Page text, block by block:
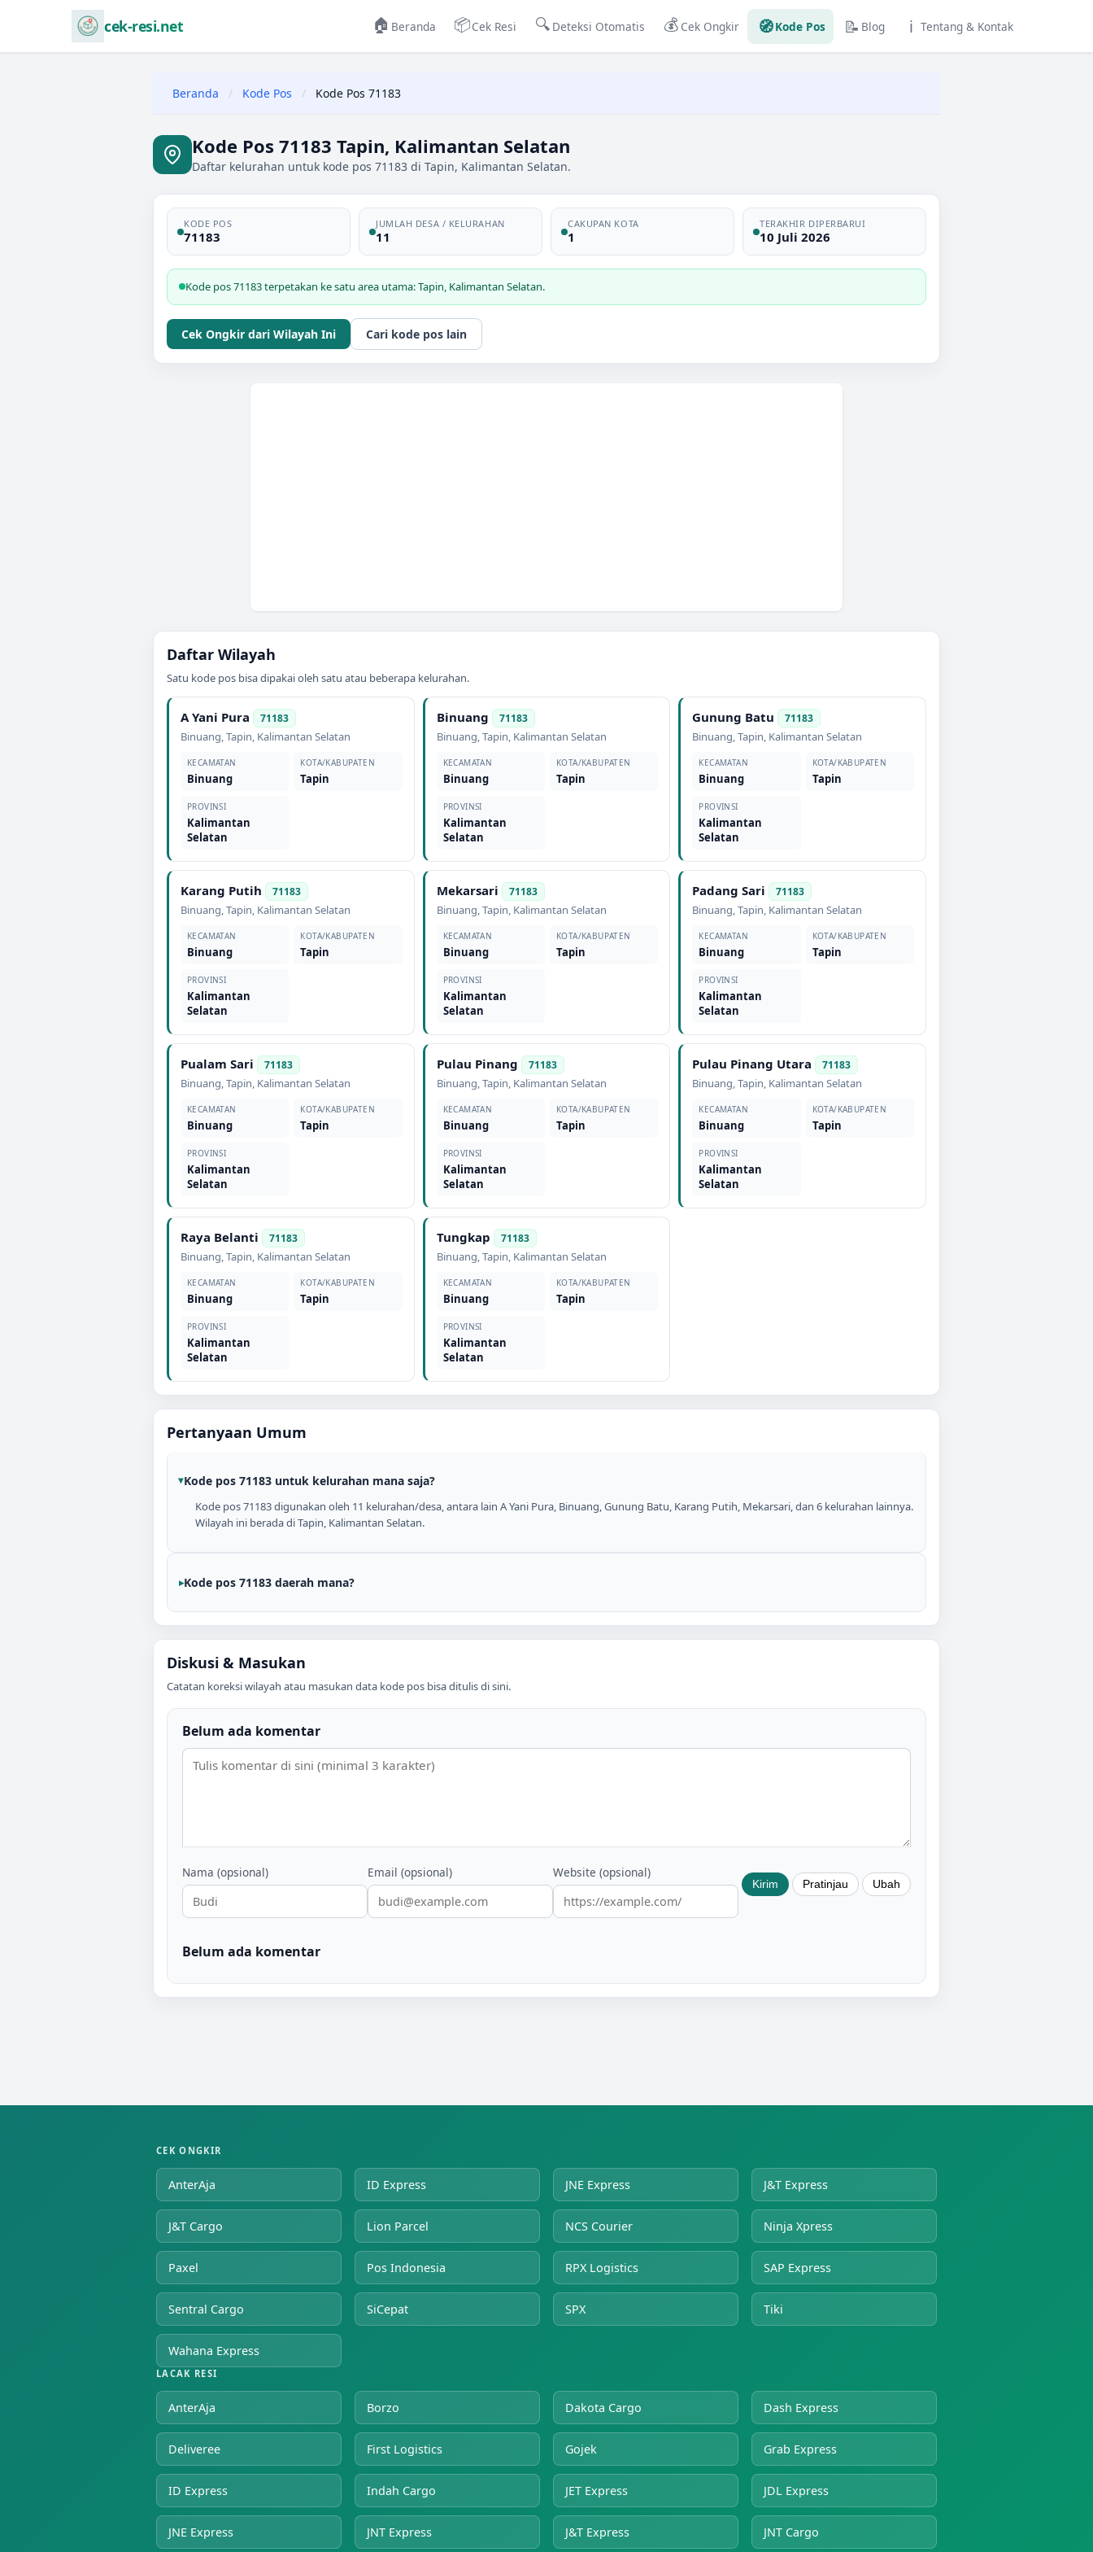
cek-resi.net 🏠 Beranda 📦Cek Resi 🔍 Deteksi Otomatis 💰 Cek Ongkir 🧭Kode Pos 📝 Blog ℹ️ Tentang & Kontak
Beranda / Kode Pos / Kode Pos 71183
Kode Pos 71183 Tapin, Kalimantan Selatan
Daftar kelurahan untuk kode pos 71183 di Tapin, Kalimantan Selatan.
KODE POS
71183
JUMLAH DESA / KELURAHAN
11
CAKUPAN KOTA
1
TERAKHIR DIPERBARUI
10 Juli 2026
Kode pos 71183 terpetakan ke satu area utama: Tapin, Kalimantan Selatan.
Cek Ongkir dari Wilayah Ini Cari kode pos lain
Daftar Wilayah
Satu kode pos bisa dipakai oleh satu atau beberapa kelurahan.
A Yani Pura 71183
Binuang,Tapin, Kalimantan Selatan
KECAMATAN
Binuang
KOTA/KABUPATEN
Tapin
PROVINSI
Kalimantan
Selatan
Binuang 71183
Binuang,Tapin, Kalimantan Selatan
KECAMATAN
Binuang
KOTA/KABUPATEN
Tapin
PROVINSI
Kalimantan
Selatan
Gunung Batu 71183
Binuang,Tapin, Kalimantan Selatan
KECAMATAN
Binuang
KOTA/KABUPATEN
Tapin
PROVINSI
Kalimantan
Selatan
Karang Putih 71183
Binuang,Tapin, Kalimantan Selatan
KECAMATAN
Binuang
KOTA/KABUPATEN
Tapin
PROVINSI
Kalimantan
Selatan
Mekarsari 71183
Binuang,Tapin, Kalimantan Selatan
KECAMATAN
Binuang
KOTA/KABUPATEN
Tapin
PROVINSI
Kalimantan
Selatan
Padang Sari 71183
Binuang,Tapin, Kalimantan Selatan
KECAMATAN
Binuang
KOTA/KABUPATEN
Tapin
PROVINSI
Kalimantan
Selatan
Pualam Sari 71183
Binuang,Tapin, Kalimantan Selatan
KECAMATAN
Binuang
KOTA/KABUPATEN
Tapin
PROVINSI
Kalimantan
Selatan
Pulau Pinang 71183
Binuang,Tapin, Kalimantan Selatan
KECAMATAN
Binuang
KOTA/KABUPATEN
Tapin
PROVINSI
Kalimantan
Selatan
Pulau Pinang Utara 71183
Binuang,Tapin, Kalimantan Selatan
KECAMATAN
Binuang
KOTA/KABUPATEN
Tapin
PROVINSI
Kalimantan
Selatan
Raya Belanti 71183
Binuang,Tapin, Kalimantan Selatan
KECAMATAN
Binuang
KOTA/KABUPATEN
Tapin
PROVINSI
Kalimantan
Selatan
Tungkap 71183
Binuang,Tapin, Kalimantan Selatan
KECAMATAN
Binuang
KOTA/KABUPATEN
Tapin
PROVINSI
Kalimantan
Selatan
Pertanyaan Umum
Kode pos 71183 untuk kelurahan mana saja?
Kode pos 71183 digunakan oleh 11 kelurahan/desa, antara lain A Yani Pura, Binuang, Gunung Batu, Karang Putih, Mekarsari, dan 6 kelurahan lainnya.
Wilayah ini berada di Tapin, Kalimantan Selatan.
Kode pos 71183 daerah mana?
Diskusi & Masukan
Catatan koreksi wilayah atau masukan data kode pos bisa ditulis di sini.
Belum ada komentar
Nama (opsional) Email (opsional) Website (opsional)
Belum ada komentar
CEK ONGKIR
AnterAja ID Express JNE Express J&T Express
J&T Cargo Lion Parcel NCS Courier Ninja Xpress
Paxel Pos Indonesia RPX Logistics SAP Express
Sentral Cargo SiCepat SPX Tiki
Wahana Express
LACAK RESI
AnterAja Borzo Dakota Cargo Dash Express
Deliveree First Logistics Gojek Grab Express
ID Express Indah Cargo JET Express JDL Express
JNE Express JNT Express J&T Express JNT Cargo